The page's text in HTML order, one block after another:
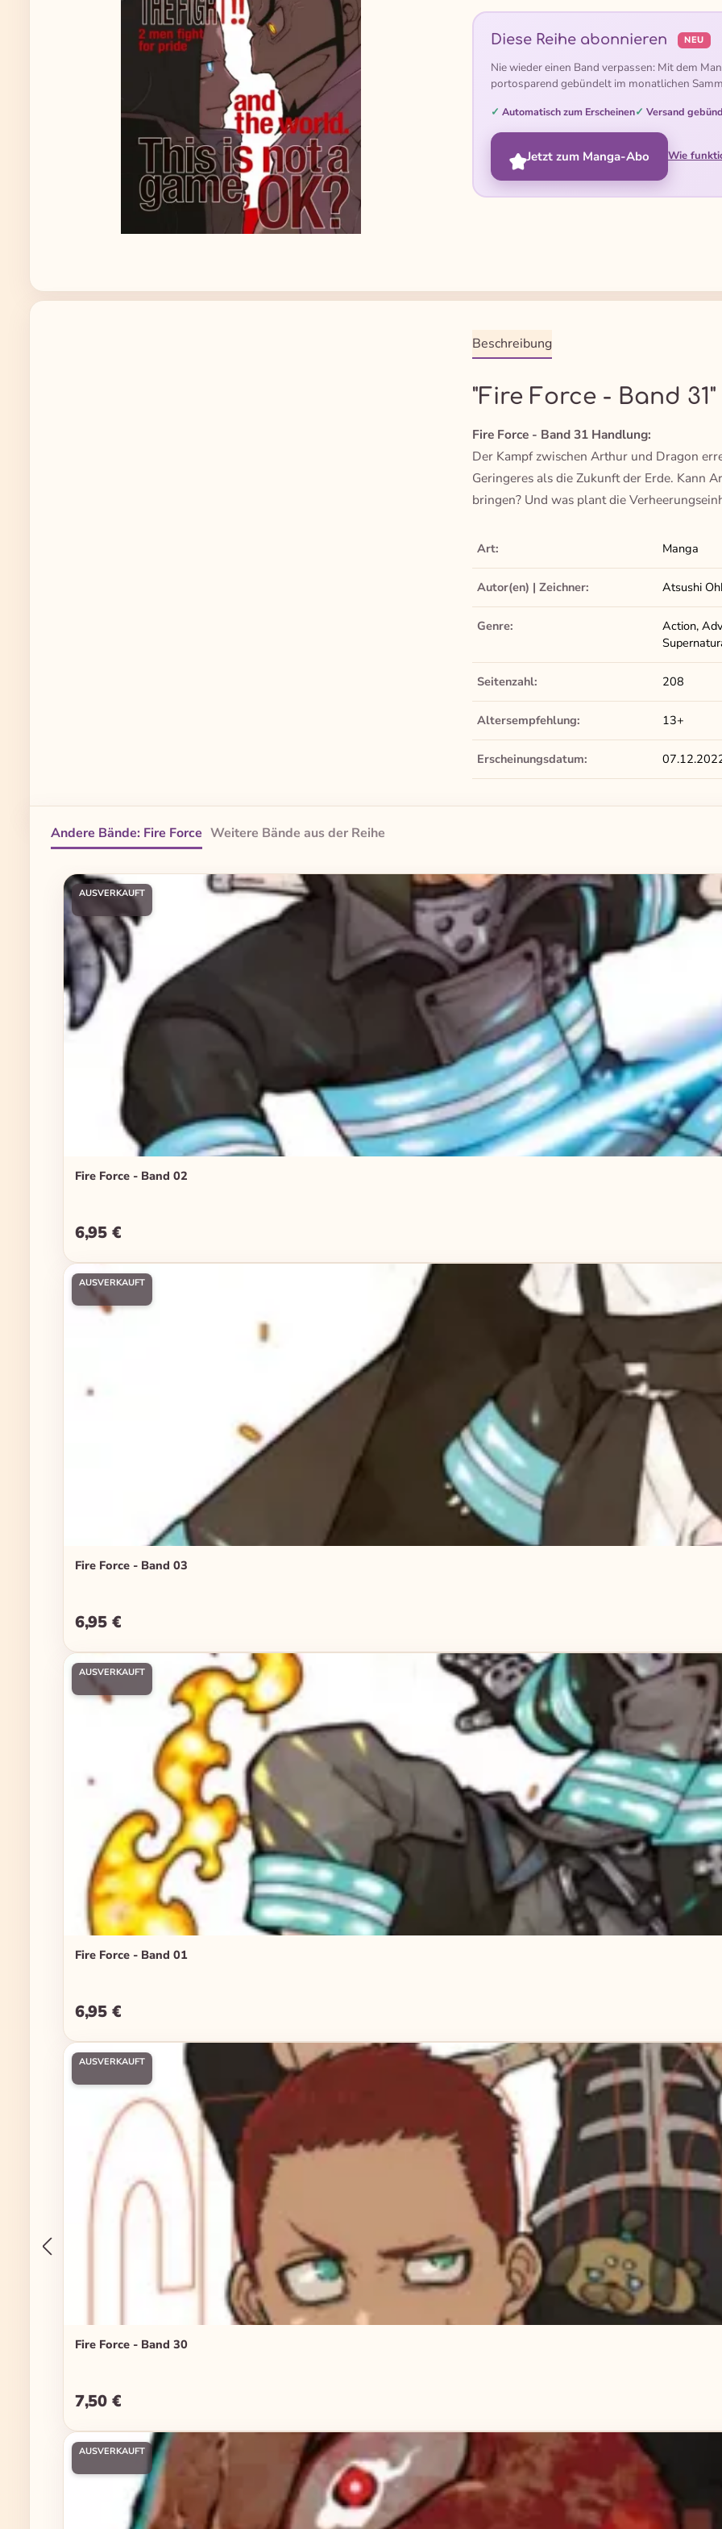
Diese Reihe abonnieren NEU
Nie wieder einen Band verpassen: Mit dem
portosparend gebündelt im monatlichen
Automatisch zum Erscheinen Versand
Jetzt zum Manga-Abo Wie
Beschreibung
"Fire Force - Band 31"
Fire Force - Band 31 Handlung:
Der Kampf zwischen Arthur und Dragon
Geringeres als die Zukunft der Erde. Kann
bringen? Und was plant die
Art: Manga
Autor(en) | Zeichner: Atsushi
Genre:
Action,
Seitenzahl: 208
Altersempfehlung: 13+
Erscheinungsdatum:
Andere Bände: Fire Force Weitere Bände aus der Reihe
Produktgalerie überspringen
AUSVERKAUFT
Fire Force - Band 02
Regulärer Preis:
6,95 €
AUSVERKAUFT
Fire Force - Band 03
Regulärer Preis:
6,95 €
AUSVERKAUFT
Fire Force - Band 01
Regulärer Preis:
6,95 €
AUSVERKAUFT
Fire Force - Band 30
Regulärer Preis:
7,50 €
AUSVERKAUFT